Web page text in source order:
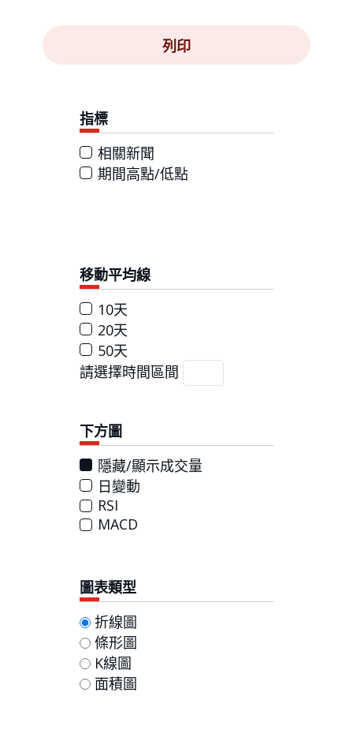
列印
指標
相關新聞
期間高點/低點
移動平均線
10天
20天
50天
請選擇時間區間
下方圖
隱藏/顯示成交量
日變動
RSI
MACD
圖表類型
折線圖
條形圖
K線圖
面積圖